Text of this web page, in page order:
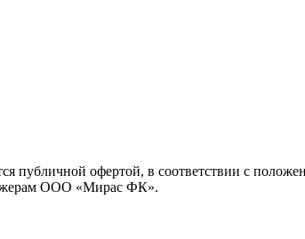
офертой, в соответствии с
ООО «Мирас ФК».